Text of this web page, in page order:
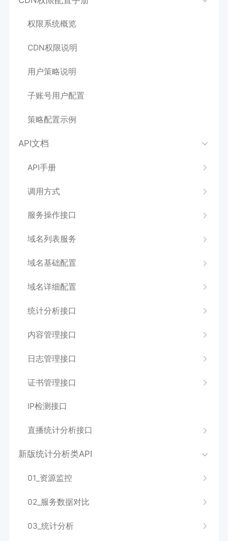
权限系统概览
CDN权限说明
用户策略说明
子账号用户配置
策略配置示例
API文档
API手册
调用方式
服务操作接口
域名列表服务
域名基础配置
域名详细配置
统计分析接口
内容管理接口
日志管理接口
证书管理接口
IP检测接口
直播统计分析接口
新版统计分析类API
01_资源监控
02_服务数据对比
03_统计分析